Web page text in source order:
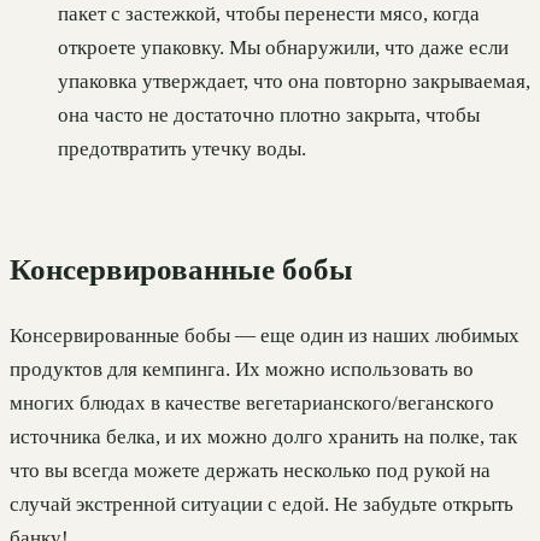
пакет с застежкой, чтобы перенести мясо, когда
откроете упаковку. Мы обнаружили, что даже если
упаковка утверждает, что она повторно закрываемая,
она часто не достаточно плотно закрыта, чтобы
предотвратить утечку воды.
Консервированные бобы
Консервированные бобы — еще один из наших любимых
продуктов для кемпинга. Их можно использовать во
многих блюдах в качестве вегетарианского/веганского
источника белка, и их можно долго хранить на полке, так
что вы всегда можете держать несколько под рукой на
случай экстренной ситуации с едой. Не забудьте открыть